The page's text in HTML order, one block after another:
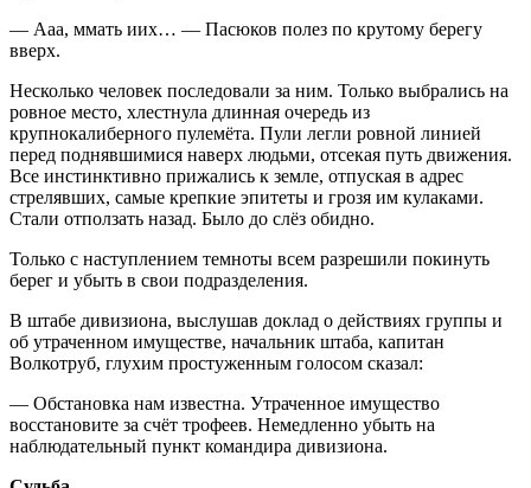
— Ааа, ммать иих… — Пасюков полез по крутому берегу
вверх.
Несколько человек последовали за ним. Только выбрались на
ровное место, хлестнула длинная очередь из
крупнокалиберного пулемёта. Пули легли ровной линией
перед поднявшимися наверх людьми, отсекая путь движения.
Все инстинктивно прижались к земле, отпуская в адрес
стрелявших, самые крепкие эпитеты и грозя им кулаками.
Стали отползать назад. Было до слёз обидно.
Только с наступлением темноты всем разрешили покинуть
берег и убыть в свои подразделения.
В штабе дивизиона, выслушав доклад о действиях группы и
об утраченном имуществе, начальник штаба, капитан
Волкотруб, глухим простуженным голосом сказал:
— Обстановка нам известна. Утраченное имущество
восстановите за счёт трофеев. Немедленно убыть на
наблюдательный пункт командира дивизиона.